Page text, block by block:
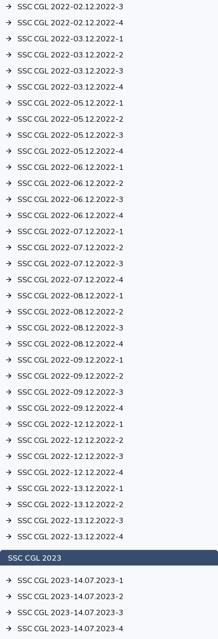
SSC CGL 2022-02.12.2022-3
SSC CGL 2022-02.12.2022-4
SSC CGL 2022-03.12.2022-1
SSC CGL 2022-03.12.2022-2
SSC CGL 2022-03.12.2022-3
SSC CGL 2022-03.12.2022-4
SSC CGL 2022-05.12.2022-1
SSC CGL 2022-05.12.2022-2
SSC CGL 2022-05.12.2022-3
SSC CGL 2022-05.12.2022-4
SSC CGL 2022-06.12.2022-1
SSC CGL 2022-06.12.2022-2
SSC CGL 2022-06.12.2022-3
SSC CGL 2022-06.12.2022-4
SSC CGL 2022-07.12.2022-1
SSC CGL 2022-07.12.2022-2
SSC CGL 2022-07.12.2022-3
SSC CGL 2022-07.12.2022-4
SSC CGL 2022-08.12.2022-1
SSC CGL 2022-08.12.2022-2
SSC CGL 2022-08.12.2022-3
SSC CGL 2022-08.12.2022-4
SSC CGL 2022-09.12.2022-1
SSC CGL 2022-09.12.2022-2
SSC CGL 2022-09.12.2022-3
SSC CGL 2022-09.12.2022-4
SSC CGL 2022-12.12.2022-1
SSC CGL 2022-12.12.2022-2
SSC CGL 2022-12.12.2022-3
SSC CGL 2022-12.12.2022-4
SSC CGL 2022-13.12.2022-1
SSC CGL 2022-13.12.2022-2
SSC CGL 2022-13.12.2022-3
SSC CGL 2022-13.12.2022-4
SSC CGL 2023
SSC CGL 2023-14.07.2023-1
SSC CGL 2023-14.07.2023-2
SSC CGL 2023-14.07.2023-3
SSC CGL 2023-14.07.2023-4